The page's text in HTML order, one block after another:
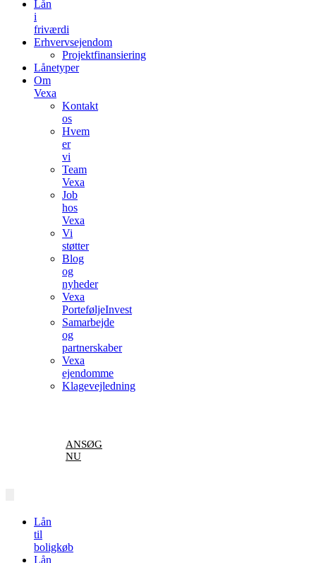
Lån
i
friværdi
Erhvervsejendom
Projektfinansiering
Lånetyper
Om
Vexa
Kontakt
os
Hvem
er
vi
Team
Vexa
Job
hos
Vexa
Vi
støtter
Blog
og
nyheder
Vexa
PorteføljeInvest
Samarbejde
og
partnerskaber
Vexa
ejendomme
Klagevejledning
ANSØG
NU
Lån
til
boligkøb
Lån